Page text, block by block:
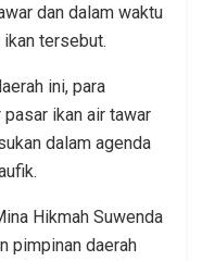
dan dalam waktu
tersebut.
ini, para
ikan air tawar
dalam agenda
Hikmah Suwenda
pimpinan daerah